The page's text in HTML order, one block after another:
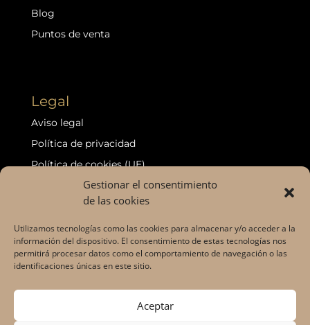
Gestionar el consentimiento
de las cookies
Utilizamos tecnologías como las cookies para almacenar y/o acceder a la
información del dispositivo. El consentimiento de estas tecnologías nos
permitirá procesar datos como el comportamiento de navegación o las
identificaciones únicas en este sitio.
Aceptar
Blog
Puntos de venta
Legal
Aviso legal
Política de privacidad
Política de cookies (UE)
Política de devoluciones y reembolsos
Declaración de accesibilidad
Puntos de venta